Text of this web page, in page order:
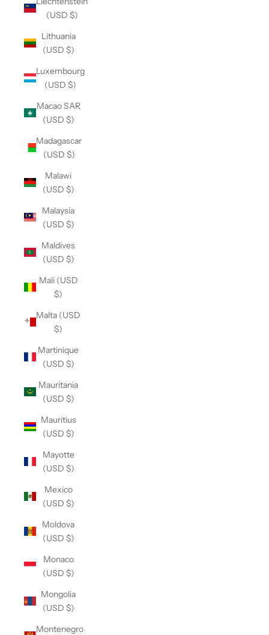
(USD $)
Lithuania
(USD $)
Luxembourg
(USD $)
Macao SAR
(USD $)
Madagascar
(USD $)
Malawi
(USD $)
Malaysia
(USD $)
Maldives
(USD $)
Mali (USD
$)
Malta (USD
$)
Martinique
(USD $)
Mauritania
(USD $)
Mauritius
(USD $)
Mayotte
(USD $)
Mexico
(USD $)
Moldova
(USD $)
Monaco
(USD $)
Mongolia
(USD $)
Montenegro